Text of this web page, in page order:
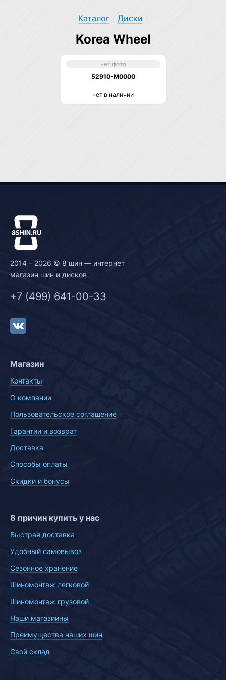
Каталог/ Диски
Korea Wheel
нет фото
52910-M0000
нет в наличии
2014 – 2026 © 8 шин — интернет
магазин шин и дисков
+7 (499) 641-00-33
Магазин
Контакты
О компании
Пользовательское соглашение
Гарантии и возврат
Доставка
Способы оплаты
Скидки и бонусы
8 причин купить у нас
Быстрая доставка
Удобный самовывоз
Сезонное хранение
Шиномонтаж легковой
Шиномонтаж грузовой
Наши магазиины
Преимущества наших шин
Свой склад